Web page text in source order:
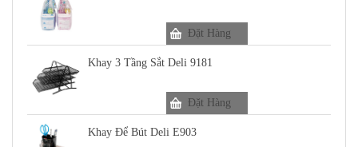
Đặt Hàng
Khay 3 Tầng Sắt Deli 9181
Đặt Hàng
Khay Để Bút Deli E903